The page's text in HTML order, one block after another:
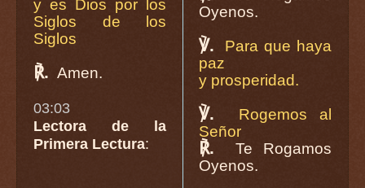
y es Dios por los
Siglos de los
Siglos
℟. Amen.
03:03
Lectora de la
Primera Lectura:
Oyenos.
℣.
Para que haya
paz
y prosperidad.
℣.
Rogemos al
Señor
℟.
Te Rogamos
Oyenos.